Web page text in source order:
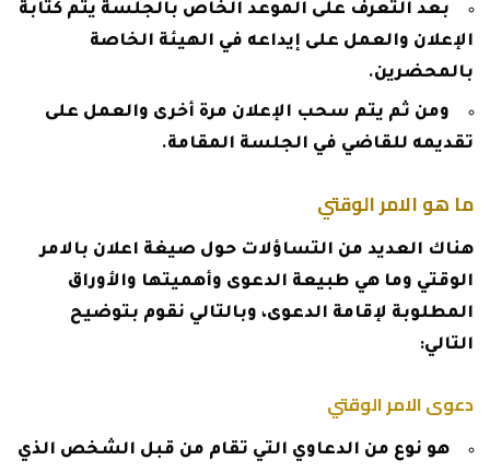
بعد التعرف على الموعد الخاص بالجلسة يتم كتابة
الإعلان والعمل على إيداعه في الهيئة الخاصة
بالمحضرين.
ومن ثم يتم سحب الإعلان مرة أخرى والعمل على
تقديمه للقاضي في الجلسة المقامة.
ما هو الامر الوقتي
هناك العديد من التساؤلات حول صيغة اعلان بالامر
الوقتي وما هي طبيعة الدعوى وأهميتها والأوراق
المطلوبة لإقامة الدعوى، وبالتالي نقوم بتوضيح
التالي:
دعوى الامر الوقتي
هو نوع من الدعاوي التي تقام من قبل الشخص الذي